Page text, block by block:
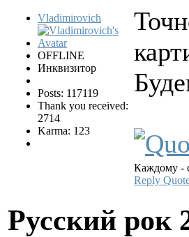
Vladimirovich
OFFLINE
Инквизитор
Posts: 117119
Thank you received:
2714
Karma: 123
Каждому -
Reply
Русский рок